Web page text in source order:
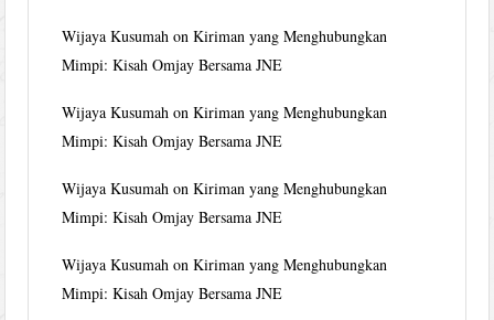
Wijaya Kusumah onKiriman yang Menghubungkan
Mimpi: Kisah Omjay Bersama JNE
Wijaya Kusumah onKiriman yang Menghubungkan
Mimpi: Kisah Omjay Bersama JNE
Wijaya Kusumah onKiriman yang Menghubungkan
Mimpi: Kisah Omjay Bersama JNE
Wijaya Kusumah onKiriman yang Menghubungkan
Mimpi: Kisah Omjay Bersama JNE